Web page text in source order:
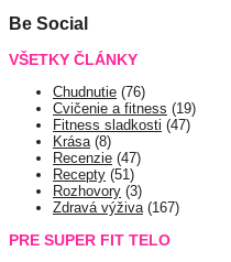
Be Social
VŠETKY ČLÁNKY
Chudnutie (76)
Cvičenie a fitness (19)
Fitness sladkosti (47)
Krása (8)
Recenzie (47)
Recepty (51)
Rozhovory (3)
Zdravá výživa (167)
PRE SUPER FIT TELO